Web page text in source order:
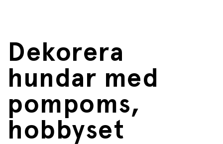
Dekorera
hundar med
pompoms,
hobbyset